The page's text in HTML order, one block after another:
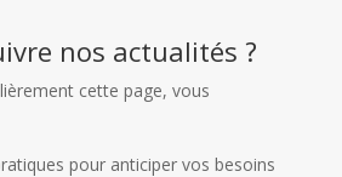
nos actualités ?
cette page, vous
pour anticiper vos besoins